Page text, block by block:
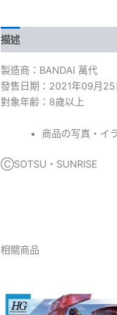
描述
製造商：BANDAI 萬代
發售日期：2021年09月25
對象年齢：8歲以上
商品の写真・イ
ⒸSOTSU・SUNRISE
相關商品